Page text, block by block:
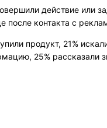
действие или
после контакта с
продукт, 21%
25% рассказали